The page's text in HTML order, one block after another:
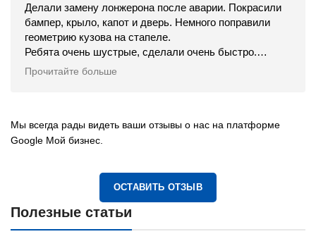
Делали замену лонжерона после аварии. Покрасили
бампер, крыло, капот и дверь. Немного поправили
геометрию кузова на стапеле.
Ребята очень шустрые, сделали очень быстро.
Встретили, проводили, всё объяснили.
Прочитайте больше
Мы всегда рады видеть ваши отзывы о нас на платформе
Google Мой бизнес.
ОСТАВИТЬ ОТЗЫВ
Полезные статьи